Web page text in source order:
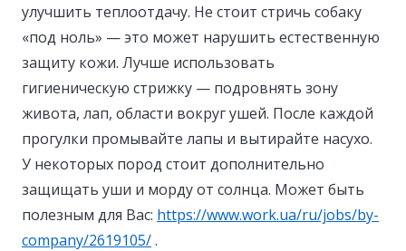
улучшить теплоотдачу. Не стоит стричь собаку
«под ноль» — это может нарушить естественную
защиту кожи. Лучше использовать
гигиеническую стрижку — подровнять зону
живота, лап, области вокруг ушей. После каждой
прогулки промывайте лапы и вытирайте насухо.
У некоторых пород стоит дополнительно
защищать уши и морду от солнца. Может быть
полезным для Вас: https://www.work.ua/ru/jobs/by-
company/2619105/.